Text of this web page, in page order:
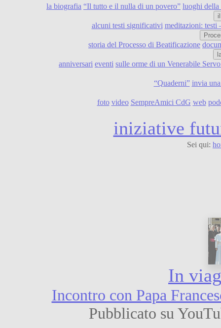
la biografia “Il tutto e il nulla di un povero” luoghi della
alcuni testi significativi meditazioni: testi
storia del Processo di Beatificazione
anniversari eventi sulle orme di un Venerabile
“Quaderni” invia
foto video SempreAmici CdG web
iniziative
Sei qui:
In
Incontro con Papa
Pubblicato su